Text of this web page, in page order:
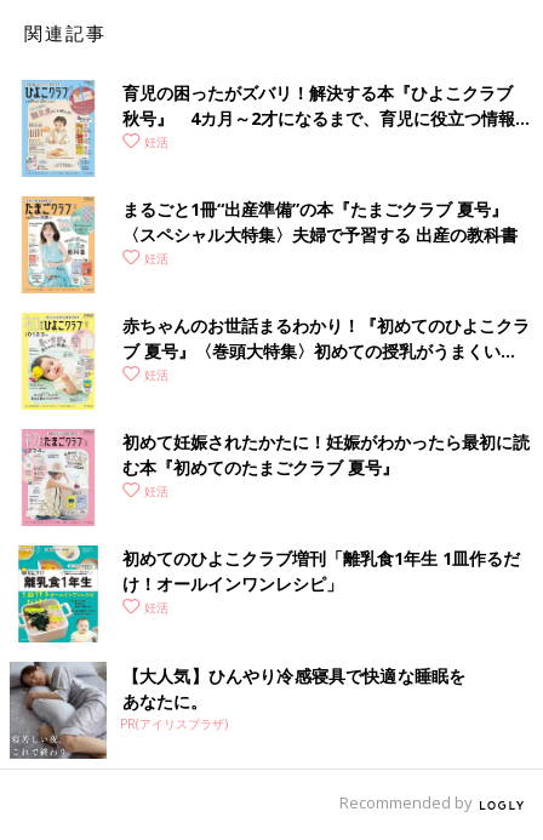
は、「子どもはいらない」と考えている未婚男女が1割を超えて
■河合 蘭さん（以下、河合）：若い世代が結婚しても子どもを持
ちたくないと考える理由は経済的な不安でしょうか。
■市山：そうですね。「お金がないから」がいちばんの理由だと
思います。
■河合：お金をかけて育ててもらった世代ですから。人は自分が
親にしてもらったのと同じように、またはそれ以上に子どもにし
てあげたいと思うものです。そう考えると「子どもは持てない」
という結論に。
■市山：40歳
こんなに難しいとは知らなかった」という声を聞きます。キャリ
アを積み、お金に余裕がある女性は結婚が後回しになり、子ども
が欲しいと思っても簡単にはできない。そして、そもそも子ども
はいらないと考える人も増えている。その両軸が少子化を進行さ
■河合：結婚しないでキャリアを積んでいる女性たちからよく聞
くのは、「私はキャリアを積みたいから産んでいないのではなく
て、産んでいないからキャリアを積んでいるのだ」という言葉。
まわりからはキャリア優先だと見られているけれど、自分として
は何年も前から産んでもいいと思っている、と。あとは「結婚し
たくても相手がいない」という人もすごく多いですね。
■市山：僕は、本質は恋をすることだと思うんです。産婦人科医
が何を言っているんだと思われるかもしれませんが（笑）。コロ
関連記事
育児の困ったがズバリ！解決する本『ひよこクラブ
秋号』 4カ月～2才になるまで、育児に役立つ情報が
いっぱい！
妊活
まるごと1冊“出産準備”の本『たまごクラブ 夏号』
〈スペシャル大特集〉夫婦で予習する 出産の教科書
妊活
赤ちゃんのお世話まるわかり！『初めてのひよこクラ
ブ 夏号』〈巻頭大特集〉初めての授乳がうまくい
く！ おっぱい・ミルクの基本と夏のトラブル 解決テ
妊活
初めて妊娠されたかたに！妊娠がわかったら最初に読
む本『初めてのたまごクラブ 夏号』
妊活
初めてのひよこクラブ増刊「離乳食1年生 1皿作るだ
け！オールインワン​レシピ」
妊活
【大人気】ひんやり冷感寝具で快適な睡眠を
あなたに。
PR(アイリスプラザ)
Recommended by